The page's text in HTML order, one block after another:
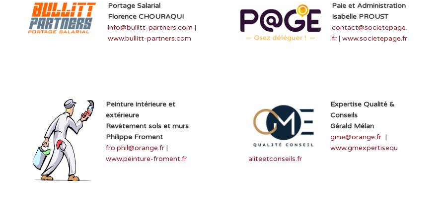
Portage Salarial
Florence CHOURAQUI
info@bullitt-partners.com |
www.bullitt-partners.com
Paie et Administration
Isabelle PROUST
contact@societepage.
fr |www.societepage.fr
Peinture intérieure et
extérieure
Revêtement sols et murs
Philippe Froment
fro.phil@orange.fr|
www.peinture-froment.fr
Expertise Qualité &
Conseils
Gérald Mélan
gme@orange.fr |
www.gmexpertisequ
aliteetconseils.fr